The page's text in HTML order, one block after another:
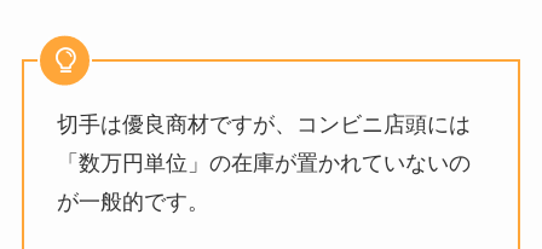
切手は優良商材ですが、コンビニ店頭には
「数万円単位」の在庫が置かれていないの
が一般的です。